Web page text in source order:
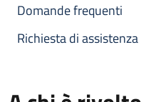
Domande frequenti
Richiesta di assistenza